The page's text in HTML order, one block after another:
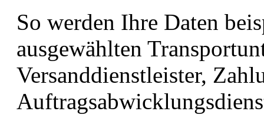
So werden Ihre Daten
ausgewählten
Versanddienstleister,